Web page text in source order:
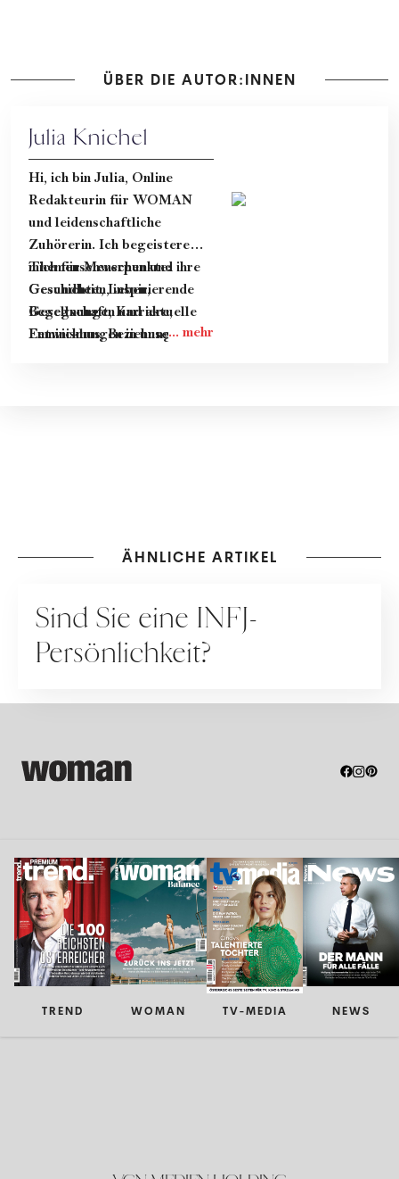
ÜBER DIE AUTOR:INNEN
Julia Knichel
Hi, ich bin Julia, Online
Redakteurin für WOMAN
und leidenschaftliche
Zuhörerin. Ich begeistere
mich für Menschen und ihre
Geschichten, inspirierende
Begegnungen und aktuelle
Entwicklungen in unserer
Themenschwerpunkte:
Gesundheit, Leben,
Gesellschaft, Karriere,
Feminismus, Beziehung &
ÄHNLICHE ARTIKEL
Sind Sie eine INFJ-
Persönlichkeit?
TREND WOMAN TV-MEDIA NEWS